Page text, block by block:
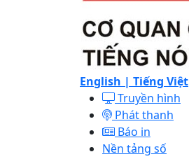
English | Tiếng Việt
Truyền hình
Phát thanh
Báo in
Nền tảng số